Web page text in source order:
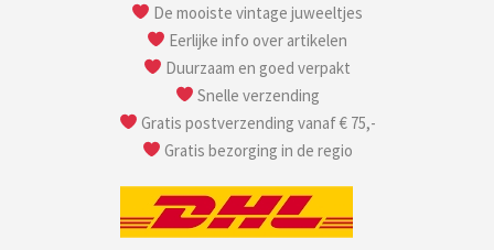
De mooiste vintage juweeltjes
Eerlijke info over artikelen
Duurzaam en goed verpakt
Snelle verzending
Gratis postverzending vanaf € 75,-
Gratis bezorging in de regio